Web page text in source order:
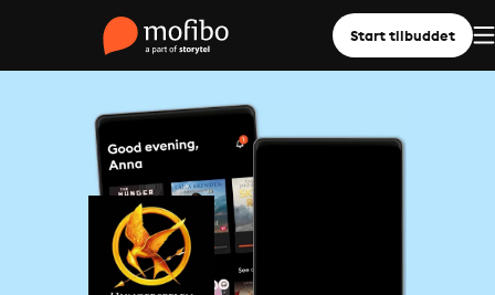
Start tilbuddet